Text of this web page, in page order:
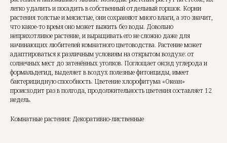
легко удалить и посадить в собственный отдельный горшок. Корни
растения толстые и мясистые, они сохраняют много влаги, а это значит,
что какое-то время оно может выжить без воды. Довольно
неприхотливое растение, и выращивать его не сложно даже для
начинающих любителей комнатного цветоводства. Растение может
адаптироваться к различным условиям на открытом воздухе: от
солнечных мест до затенённых уголков. Поглощает оксид углерода и
формальдегид, выделяет в воздух полезные фитонциды, имеет
бактерицидную способность. Цветение хлорофитума «Океан»
происходит раз в полгода, продолжительность цветения составляет 12
недель.
Комнатные растения: Декоративно-лиственные